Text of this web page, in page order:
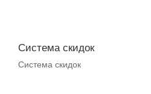
Система скидок
Система скидок